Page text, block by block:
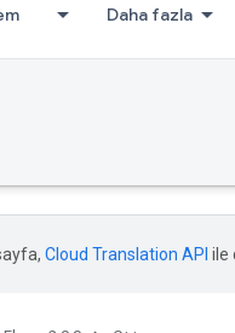
Daha fazla
Cloud Translation API ile